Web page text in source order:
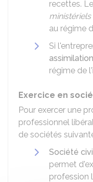
recettes.
ministériels
au régime
Si
régime de l'
Exercice en
Pour exercer une
professionnel
de sociétés
Société
permet
profession